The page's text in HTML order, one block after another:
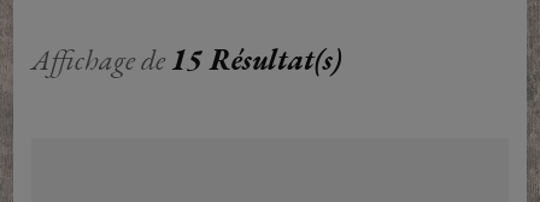
Affichage de15 Résultat(s)